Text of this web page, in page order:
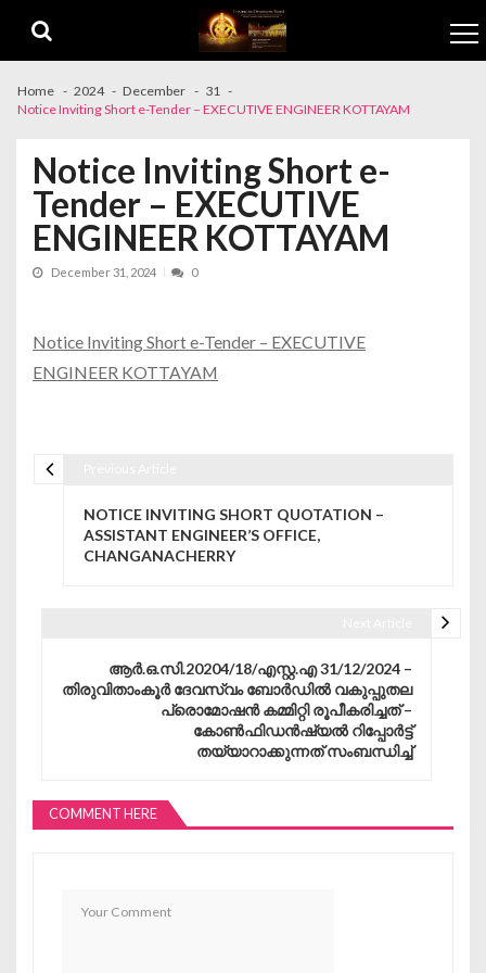
Home 2024 December
31
Notice Inviting Short e-Tender – EXECUTIVE ENGINEER KOTTAYAM
Notice Inviting Short e-
Tender – EXECUTIVE
ENGINEER KOTTAYAM
December 31, 2024 0
Notice Inviting Short e-Tender – EXECUTIVE
ENGINEER KOTTAYAM
NOTICE INVITING SHORT QUOTATION –
ASSISTANT ENGINEER’S OFFICE,
CHANGANACHERRY
ആർ.ഒ.സി.20204/18/എസ്റ്റ.എ 31/12/2024 –
തിരുവിതാംകൂർ ദേവസ്വം ബോർഡിൽ വകുപ്പുതല
പ്രൊമോഷൻ കമ്മിറ്റി രൂപീകരിച്ചത് –
കോൺഫിഡൻഷ്യൽ റിപ്പോർട്ട്
തയ്യാറാക്കുന്നത് സംബന്ധിച്ച്
COMMENT HERE